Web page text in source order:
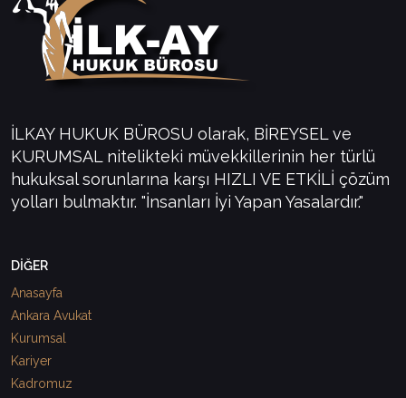
İLKAY HUKUK BÜROSU olarak, BİREYSEL ve
KURUMSAL nitelikteki müvekkillerinin her türlü
hukuksal sorunlarına karşı HIZLI VE ETKİLİ çözüm
yolları bulmaktır. "İnsanları İyi Yapan Yasalardır."
DİĞER
Anasayfa
Ankara Avukat
Kurumsal
Kariyer
Kadromuz